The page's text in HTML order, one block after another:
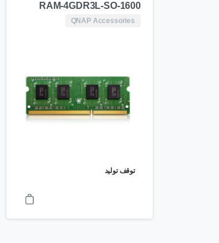
RAM-4GDR3L-SO-1600
QNAP Accessories
توقف تولید